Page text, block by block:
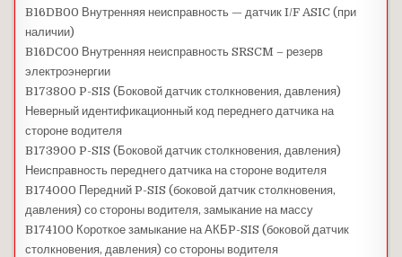
B16DB00 Внутренняя неисправность — датчик I/F ASIC (при
наличии)
B16DC00 Внутренняя неисправность SRSCM – резерв
электроэнергии
B173800 P-SIS (Боковой датчик столкновения, давления)
Неверный идентификационный код переднего датчика на
стороне водителя
B173900 P-SIS (Боковой датчик столкновения, давления)
Неисправность переднего датчика на стороне водителя
B174000 Передний P-SIS (боковой датчик столкновения,
давления) со стороны водителя, замыкание на массу
B174100 Короткое замыкание на АКБP-SIS (боковой датчик
столкновения, давления) со стороны водителя